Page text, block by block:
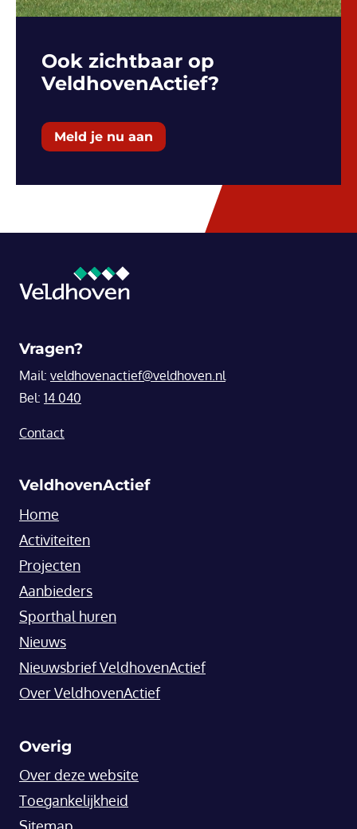
Ook zichtbaar op
VeldhovenActief?
Meld je nu aan
Vragen?
Mail: veldhovenactief@veldhoven.nl
Bel: 14 040
Contact
VeldhovenActief
Home
Activiteiten
Projecten
Aanbieders
Sporthal huren
Nieuws
Nieuwsbrief VeldhovenActief
Over VeldhovenActief
Overig
Over deze website
Toegankelijkheid